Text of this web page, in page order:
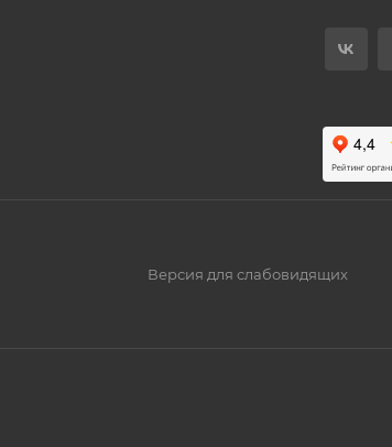
Версия для слабовидящих